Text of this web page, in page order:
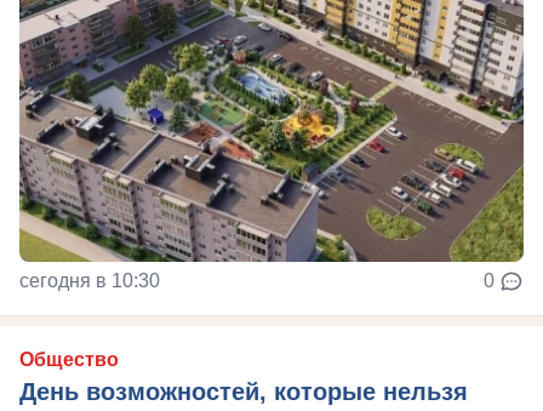
сегодня в 10:30 0
Общество
День возможностей, которые нельзя